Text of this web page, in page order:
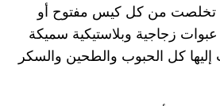
تخلصت من كل كيس مفتوح أو
زجاجية وبلاستيكية سميكة
إليها كل الحبوب والطحين والسكر